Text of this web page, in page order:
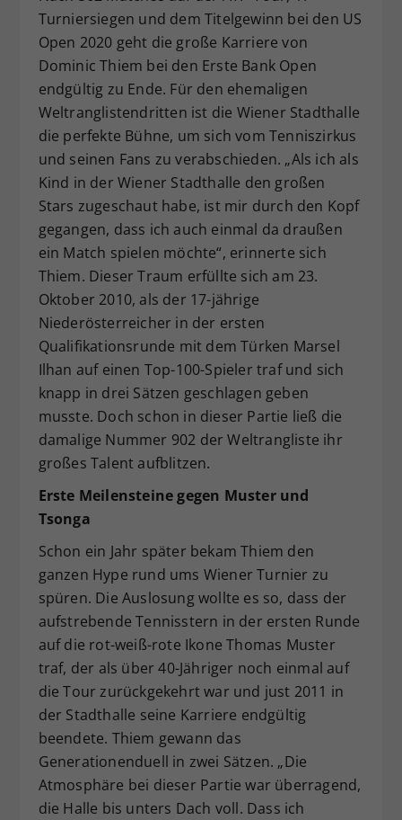
Turniersiegen und dem Titelgewinn bei den US
Open 2020 geht die große Karriere von
Dominic Thiem bei den Erste Bank Open
endgültig zu Ende. Für den ehemaligen
Weltranglistendritten ist die Wiener Stadthalle
die perfekte Bühne, um sich vom Tenniszirkus
und seinen Fans zu verabschieden. „Als ich als
Kind in der Wiener Stadthalle den großen
Stars zugeschaut habe, ist mir durch den Kopf
gegangen, dass ich auch einmal da draußen
ein Match spielen möchte“, erinnerte sich
Thiem. Dieser Traum erfüllte sich am 23.
Oktober 2010, als der 17-jährige
Niederösterreicher in der ersten
Qualifikationsrunde mit dem Türken Marsel
Ilhan auf einen Top-100-Spieler traf und sich
knapp in drei Sätzen geschlagen geben
musste. Doch schon in dieser Partie ließ die
damalige Nummer 902 der Weltrangliste ihr
großes Talent aufblitzen.
Erste Meilensteine gegen Muster und
Tsonga
Schon ein Jahr später bekam Thiem den
ganzen Hype rund ums Wiener Turnier zu
spüren. Die Auslosung wollte es so, dass der
aufstrebende Tennisstern in der ersten Runde
auf die rot-weiß-rote Ikone Thomas Muster
traf, der als über 40-Jähriger noch einmal auf
die Tour zurückgekehrt war und just 2011 in
der Stadthalle seine Karriere endgültig
beendete. Thiem gewann das
Generationenduell in zwei Sätzen. „Die
Atmosphäre bei dieser Partie war überragend,
die Halle bis unters Dach voll. Dass ich
Zweck
Dieser Wert speichert Ihre Consent-
Einstellungen. Unter anderem eine
zufällig generierte ID, für die
historische Speicherung Ihrer
vorgenommen Einstellungen, falls der
Webseiten-Betreiber dies eingestellt
hat.